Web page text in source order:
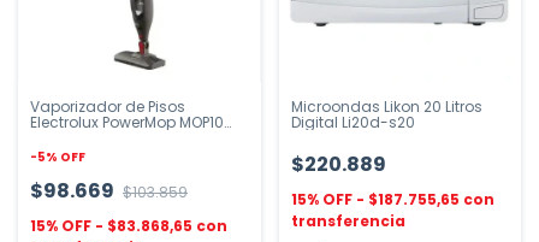
Vaporizador de Pisos
Electrolux PowerMop MOP10
-5% OFF
$98.669 $103.859
$83.868,65
Microondas Likon 20 Litros
Digital Li20d-s20
$220.889
$187.755,65